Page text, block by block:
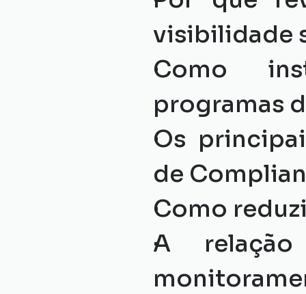
visibilidade
Como
programas
Os
de
Como
A